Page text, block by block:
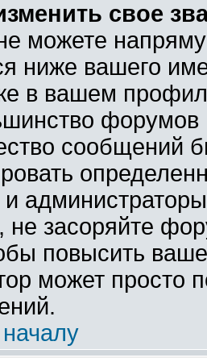
свое
можете
ниже вашего
в вашем
форумов
сообщений
не засоряйте
повысить
может просто